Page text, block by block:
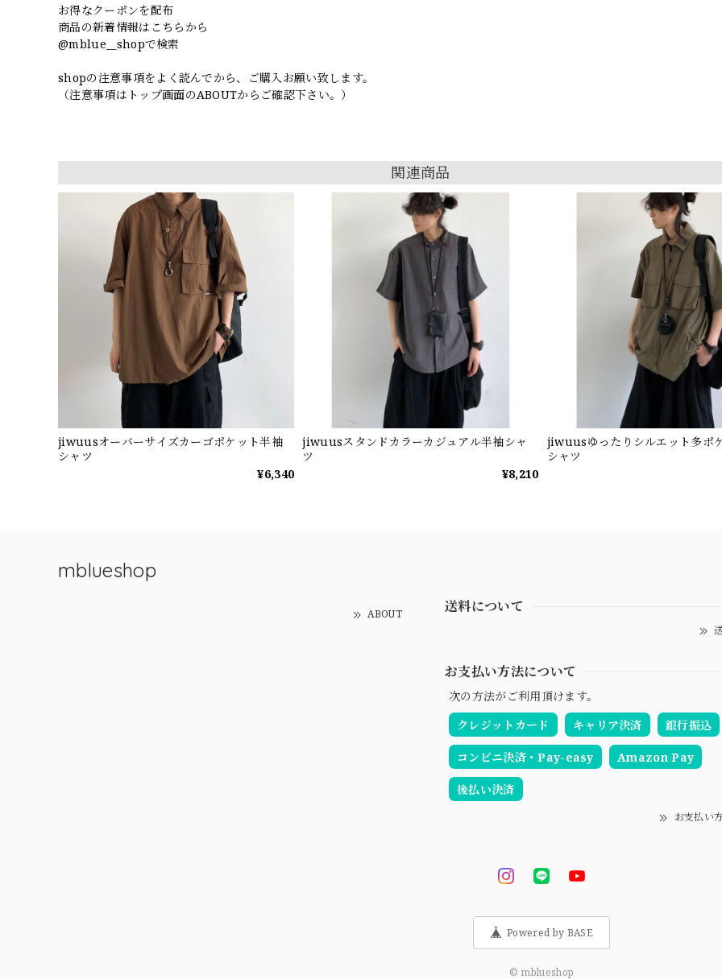
お得なクーポンを配布
商品の新着情報はこちらから
@mblue__shopで検索
shopの注意事項をよく読んでから、ご購入お願い致します。
（注意事項はトップ画面のABOUTからご確認下さい。）
関連商品
jiwuusオーバーサイズカーゴポケット半袖
シャツ
¥6,340
jiwuusスタンドカラーカジュアル半袖シャ
ツ
¥8,210
jiwuusゆったりシルエット多ポ
シャツ
mblueshop
ABOUT 送料について
お支払い方法について
次の方法がご利用頂けます。
クレジットカード
キャリア決済 銀行振込
コンビニ決済・Pay-easy Amazon Pay
後払い決済
お支払い
Powered by BASE
© mblueshop